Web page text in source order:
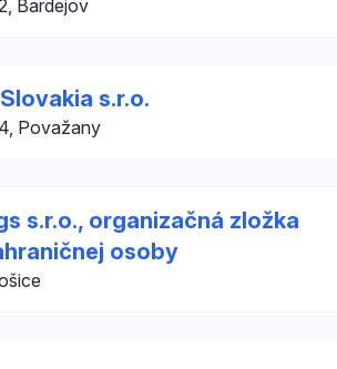
Bardejov
s.r.o.
Považany
s.r.o., organizačná zložka
osoby